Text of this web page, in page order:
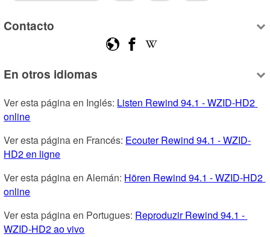
Contacto
En otros idiomas
Ver esta página en Inglés: Listen Rewind 94.1 - WZID-HD2
online
Ver esta página en Francés: Ecouter Rewind 94.1 - WZID-
HD2 en ligne
Ver esta página en Alemán: Hören Rewind 94.1 - WZID-HD2
online
Ver esta página en Portugues: Reproduzir Rewind 94.1 -
WZID-HD2 ao vivo